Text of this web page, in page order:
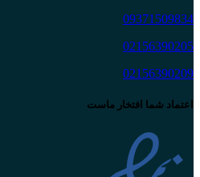
09371509834
02156390205
02156390209
اعتماد شما افتخار ماست